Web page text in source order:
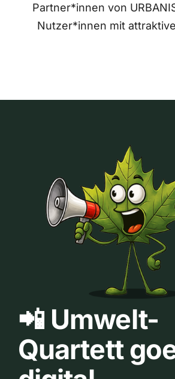
Partner*innen von
Nutzer*innen mit
📲 Umwelt-
Quartett